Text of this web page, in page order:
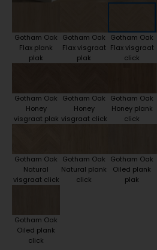
Gotham Oak
Flax plank
plak
Gotham Oak
Flax visgraat
plak
Gotham Oak
Flax visgraat
click
Gotham Oak
Honey
visgraat plak
Gotham Oak
Honey
visgraat click
Gotham Oak
Honey plank
click
Gotham Oak
Natural
visgraat click
Gotham Oak
Natural plank
click
Gotham Oak
Oiled plank
plak
Gotham Oak
Oiled plank
click